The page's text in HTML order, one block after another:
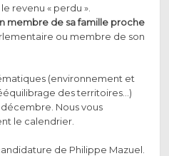
revenu « perdu ».
membre de sa famille proche
ou membre de son
(environnement et
des territoires…)
Nous vous
le calendrier.
de Philippe Mazuel.